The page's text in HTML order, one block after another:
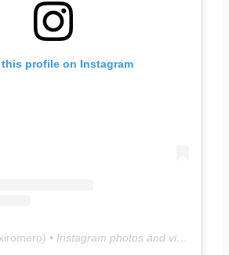
this profile on Instagram
) • Instagram photos and videos